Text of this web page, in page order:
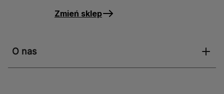
Zmień sklep
O nas